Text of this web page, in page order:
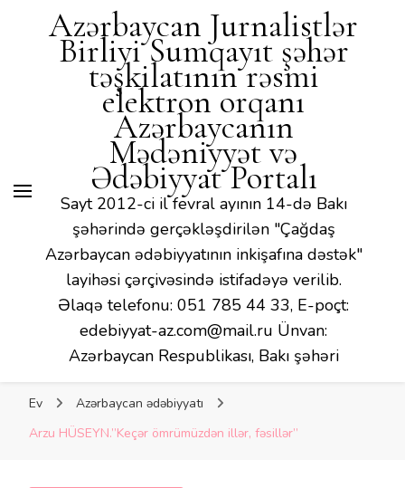
Mədəniyyət və Ədəbiyyat
Portalı
Azərbaycan Jurnalistlər
Birliyi Sumqayıt şəhər
təşkilatının rəsmi
elektron orqanı
Azərbaycanın
Mədəniyyət və
Ədəbiyyat Portalı
Sayt 2012-ci il fevral ayının 14-də Bakı
şəhərində gerçəkləşdirilən "Çağdaş
Azərbaycan ədəbiyyatının inkişafına dəstək"
layihəsi çərçivəsində istifadəyə verilib.
Əlaqə telefonu: 051 785 44 33, E-poçt:
edebiyyat-az.com@mail.ru Ünvan:
Azərbaycan Respublikası, Bakı şəhəri
Ev
Azərbaycan ədəbiyyatı
Arzu HÜSEYN.”Keçər ömrümüzdən illər, fəsillər”